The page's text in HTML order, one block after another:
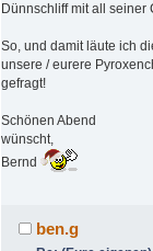
Dünnschliff mit all seiner
So, und damit läute ich
unsere / eurere
gefragt!
Schönen Abend
wünscht,
Bernd
ben.g